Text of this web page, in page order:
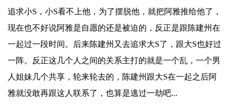
追求小S，小S看不上他，为了摆脱他，就把阿雅推给他了，
现在也不好说阿雅是自愿的还是被迫的，反正是跟陈建州在
一起过一段时间。后来陈建州又去追求大S了，跟大S也好过
一阵。反正这几个人之间的关系主打的就是一个乱，一个男
人姐妹几个共享，轮来轮去的，陈建州跟大S在一起之后阿
雅就没敢再跟这人联系了，也算是逃过一劫吧...